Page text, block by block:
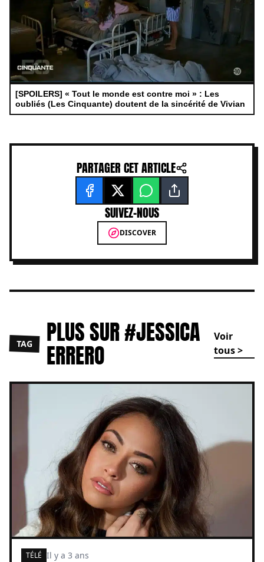
[SPOILERS] « Tout le monde est contre moi » : Les
oubliés (Les Cinquante) doutent de la sincérité de Vivian
PARTAGER CET ARTICLE
SUIVEZ-NOUS
DISCOVER
TAG PLUS SUR #JESSICA
ERRERO
Voir
tous >
TÉLÉ Il y a 3 ans